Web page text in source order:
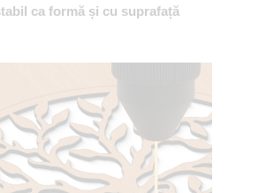
ca formă și cu suprafață